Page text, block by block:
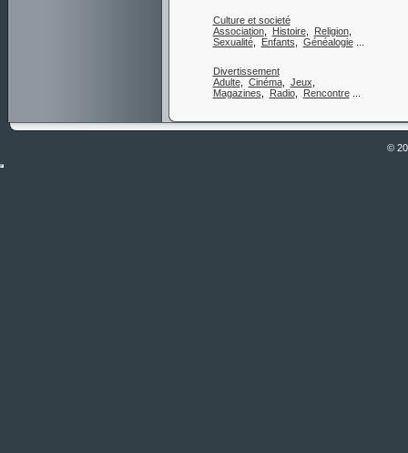
Culture et societé
Association, Histoire, Religion,
Sexualité, Enfants Généalogie...
Divertissement
Adulte, Cinéma, Jeux
Magazines
Radio, Rencontre...
©